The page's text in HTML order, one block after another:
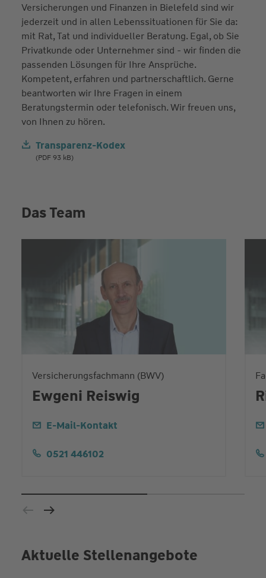
Versicherungen und Finanzen in Bielefeld sind wir
jederzeit und in allen Lebenssituationen für Sie da:
mit Rat, Tat und individueller Beratung. Egal, ob Sie
Privatkunde oder Unternehmer sind - wir finden die
passenden Lösungen für Ihre Ansprüche.
Kompetent, erfahren und partnerschaftlich. Gerne
beantworten wir Ihre Fragen in einem
Beratungstermin oder telefonisch. Wir freuen uns,
von Ihnen zu hören.
Transparenz-Kodex
(PDF 93 kB)
Das Team
Versicherungsfachmann (BWV)
Ewgeni Reiswig
E-Mail-Kontakt
0521 446102
Aktuelle Stellenangebote